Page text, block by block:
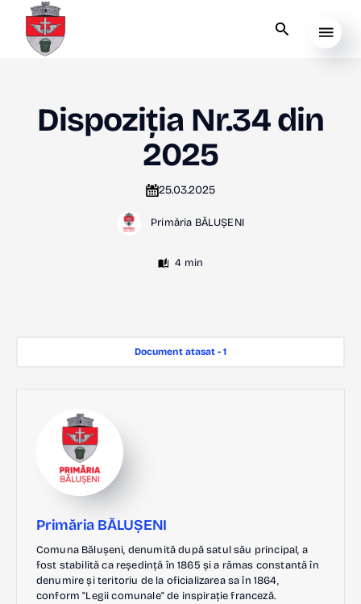
Dispoziția Nr.34 din
2025
25.03.2025
Primăria BĂLUȘENI
4 min
Document atasat - 1
Primăria BĂLUȘENI
Comuna Bălușeni, denumită după satul său principal, a
fost stabilită ca reședință în 1865 și a rămas constantă în
denumire și teritoriu de la oficializarea sa în 1864,
conform "Legii comunale" de inspirație franceză.